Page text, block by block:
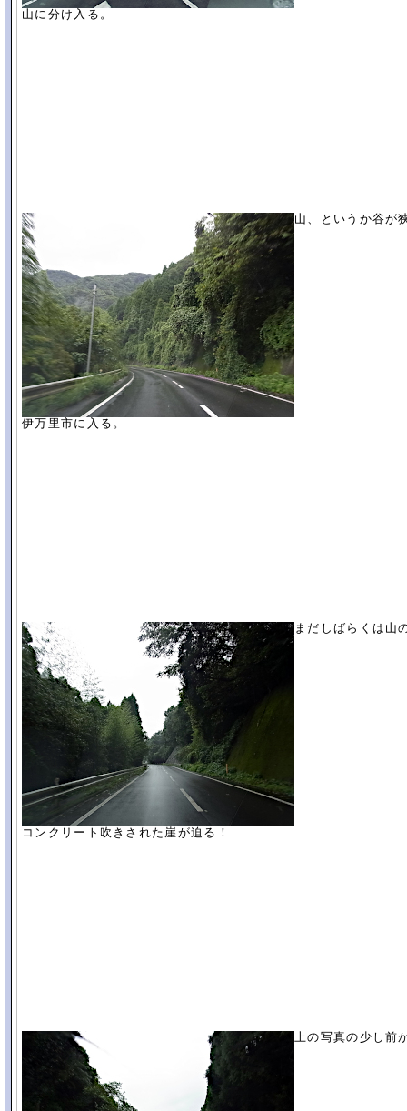
山に分け入る。
山、というか谷が
伊万里市に入る。
まだしばらくは山
コンクリート吹きされた崖が迫る！
上の写真の少し前